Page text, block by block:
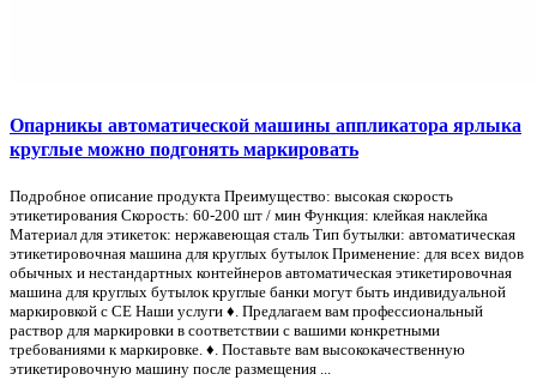
Опарникы автоматической машины аппликатора ярлыка
круглые можно подгонять маркировать
Подробное описание продукта Преимущество: высокая скорость
этикетирования Скорость: 60-200 шт / мин Функция: клейкая наклейка
Материал для этикеток: нержавеющая сталь Тип бутылки: автоматическая
этикетировочная машина для круглых бутылок Применение: для всех видов
обычных и нестандартных контейнеров автоматическая этикетировочная
машина для круглых бутылок круглые банки могут быть индивидуальной
маркировкой с CE Наши услуги ♦. Предлагаем вам профессиональный
раствор для маркировки в соответствии с вашими конкретными
требованиями к маркировке. ♦. Поставьте вам высококачественную
этикетировочную машину после размещения ...